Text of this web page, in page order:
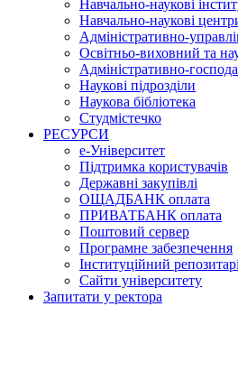
Навчально-наукові
Навчально-наукові
Адміністративно-
Освітньо-виховний та
Адміністративно-
Наукові підрозділи
Наукова бібліотека
Студмістечко
РЕСУРСИ
е-Університет
Підтримка користувачів
Державні закупівлі
ОЩАДБАНК оплата
ПРИВАТБАНК оплата
Поштовий сервер
Програмне забезпечення
Інституційний
Сайти університету
Запитати у ректора